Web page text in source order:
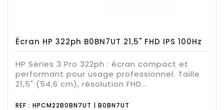
Écran HP 322ph B0BN7UT 21,5" FHD IPS 100Hz
HP Series 3 Pro 322ph : écran compact et
performant pour usage professionnel. Taille
21,5" (54,6 cm), résolution FHD...
REF : HPCM22B0BN7UT | B0BN7UT